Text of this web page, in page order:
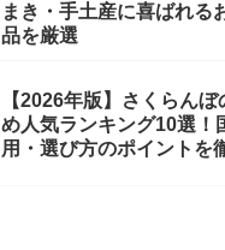
まき・手土産に喜ばれる
品を厳選
【2026年版】さくらん
め人気ランキング10選！
用・選び方のポイントを